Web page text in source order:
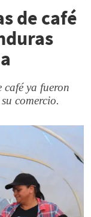
de café
café ya fueron
comercio.